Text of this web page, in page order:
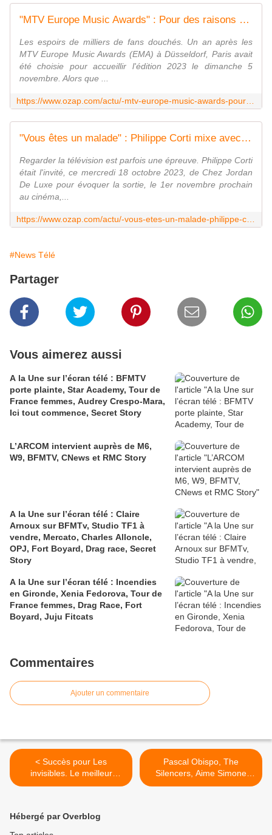
"MTV Europe Music Awards" : Pour des raisons de sécurité, MTV annule en urgence la cérémonie qui devait se tenir le 5 novembre à Paris
Les espoirs de milliers de fans douchés. Un an après les
MTV Europe Music Awards (EMA) à Düsseldorf, Paris avait
été choisie pour accueillir l'édition 2023 le dimanche 5
novembre. Alors que ...
"Vous êtes un malade" : Philippe Corti mixe avec son sexe chez Jordan De Luxe, l'animateur de C8 sidéré
Regarder la télévision est parfois une épreuve. Philippe Corti
était l'invité, ce mercredi 18 octobre 2023, de Chez Jordan
De Luxe pour évoquer la sortie, le 1er novembre prochain
au cinéma,...
#News Télé
Partager
Vous aimerez aussi
A la Une sur l’écran télé : BFMTV
porte plainte, Star Academy, Tour de
France femmes, Audrey Crespo-Mara,
Ici tout commence, Secret Story
L’ARCOM intervient auprès de M6,
W9, BFMTV, CNews et RMC Story
A la Une sur l’écran télé : Claire
Arnoux sur BFMTv, Studio TF1 à
vendre, Mercato, Charles Alloncle,
OPJ, Fort Boyard, Drag race, Secret
Story
A la Une sur l’écran télé : Incendies
en Gironde, Xenia Fedorova, Tour de
France femmes, Drag Race, Fort
Boyard, Juju Fitcats
Commentaires
Ajouter un commentaire
< Succès pour Les
invisibles. Le meilleur
pâtissier et Secrets
Amsterdam. TMC, W9, C8
et 6ter en forme, le
Pascal Obispo, The
Silencers, Aime Simone
dans Taratata 100 % live,
Hébergé par Overblog